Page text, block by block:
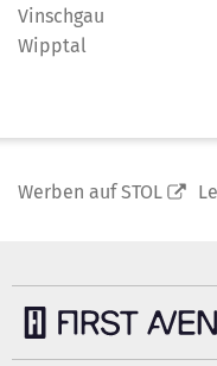
Vinschgau
Wipptal
Werben auf STOL